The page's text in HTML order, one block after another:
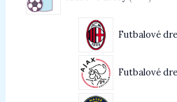
Futbalové
Futbalové